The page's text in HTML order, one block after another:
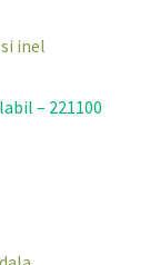
– 221100